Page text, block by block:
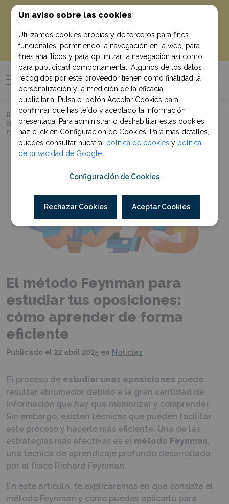
Un aviso sobre las cookies
Utilizamos cookies propias y de terceros para fines
funcionales, permitiendo la navegación en la web, para
fines analíticos y para optimizar la navegación así como
para publicidad comportamental. Algunos de los datos
recogidos por este proveedor tienen como finalidad la
personalización y la medición de la eficacia
publicitaria. Pulsa el botón Aceptar Cookies para
confirmar que has leído y aceptado la información
presentada. Para administrar o deshabilitar estas cookies
haz click en Configuración de Cookies. Para más detalles,
puedes consultar nuestra política de cookies y política
de privacidad de Google.
Configuración de Cookies
Rechazar Cookies Aceptar Cookies
¡Empieza con un10% de descuento
Quiero mi descuento
Davante Fundación > Noticias >
El método Feynman para estudiar tus oposiciones: cómo aprender de
forma eficiente
El método Feynman para
estudiar tus oposiciones:
cómo aprender de forma
eficiente
Publicado el 22 abril 2025 en Noticias
El proceso de estudiar unas oposiciones puede
resultar abrumador debido a la gran cantidad de
información que hay que memorizar y comprender.
Sin embargo, existen técnicas que pueden facilitar
este proceso y hacerlo más eficiente. Una de las
estrategias más efectivas es el método Feynman
una técnica de aprendizaje profundo desarrollada
por el físico Richard Feynman.
En este artículo, te explicaremos en qué consiste el
método Feynman y cómo puedes aplicarlo para